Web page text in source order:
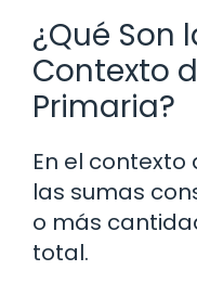
¿Qué Son
Contexto
Primaria?
En el
las sumas
o más
total.